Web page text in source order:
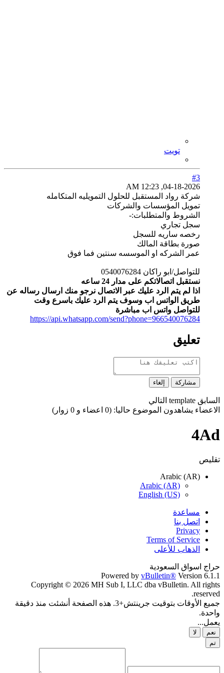
تويت
#3
04-18-2026, 12:23 AM
شركة رواد المستقبل للحلول التمويليه المتكامله
تمويل المؤسسات والشركات
الشروط والمتطلبات:-
سجل تجاري
رخصه ساريه للسجل
صورة بطاقة المالك
عمر الشركه او الموسسه سنتين فما فوق
للتواصل/ابو راكان 0540076284
نستقبل اتصالاتكم على مدار 24 ساعه
اذا لم يتم الرد عليك عبر الاتصال نرجو منك ارسال رساله عن
طريق الواتس اب وسوف يتم الرد عليك باسرع وقت
للتواصل واتس اب مباشرة
https://api.whatsapp.com/send?phone=966540076284
تعليق
مشاركة إلغاء
السابق template التالي
الاعضاء يشاهدون الموضوع حاليا: (0 اعضاء و 0 زوار)
4Ad
تقليص
Arabic (AR)
Arabic (AR)
English (US)
مساعدة
اتصل بنا
Privacy
Terms of Service
الذهاب للأعلى
حراج اسواق السعودية
Powered by vBulletin® Version 6.1.1
Copyright © 2026 MH Sub I, LLC dba vBulletin. All rights
reserved.
جميع الأوقات بتوقيت جرينتش+3. هذه الصفحة أنشئت منذ دقيقة
واحدة.
يعمل...
نعم
لا
تم